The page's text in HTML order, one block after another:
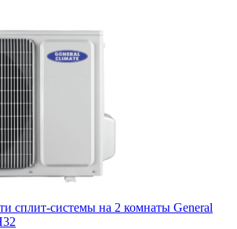
сплит-системы на 2 комнаты General